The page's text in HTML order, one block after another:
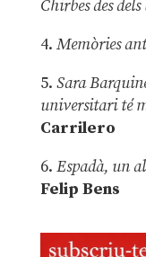
Chirbes des
4. Memòries
5. Sara
universitari té
Carrilero
6. Espadà, un
Felip Bens